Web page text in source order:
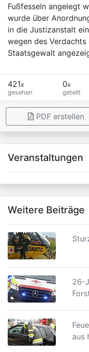
Fußfesseln angelegt
wurde über
in die Justizanstalt
wegen des
Staatsgewalt
421x
gesehen
0x
geteilt
PDF erstellen
×
Veranstaltungen
Weitere Beiträge
26-
aus